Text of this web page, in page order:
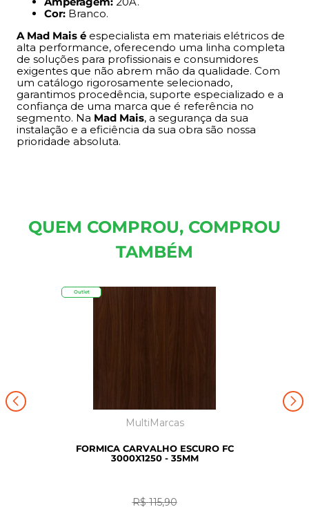
Cor: Branco.
A Mad Mais é especialista em materiais elétricos de
alta performance, oferecendo uma linha completa
de soluções para profissionais e consumidores
exigentes que não abrem mão da qualidade. Com
um catálogo rigorosamente selecionado,
garantimos procedência, suporte especializado e a
confiança de uma marca que é referência no
segmento. Na Mad Mais, a segurança da sua
instalação e a eficiência da sua obra são nossa
prioridade absoluta.
QUEM COMPROU, COMPROU
TAMBÉM
Outlet
MultiMarcas
FORMICA CARVALHO ESCURO FC
3000X1250 - 35MM
R$ 115,90